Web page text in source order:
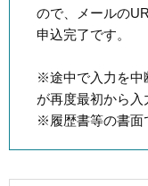
ので、メールの
申込完了です。
※途中で入力を中
が再度最初から入
※履歴書等の書面